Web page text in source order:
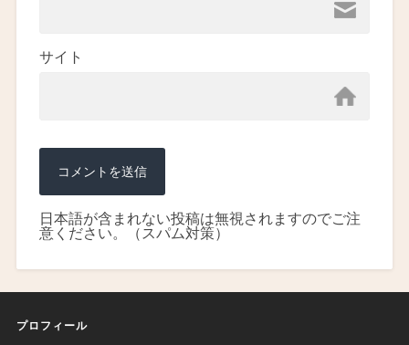
サイト
日本語が含まれない投稿は無視されますのでご注
意ください。（スパム対策）
プロフィール